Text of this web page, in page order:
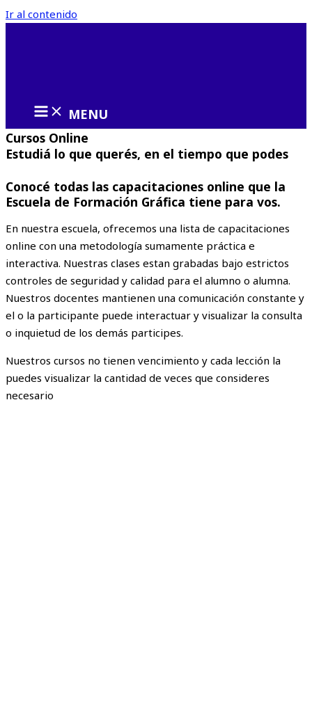
Ir al contenido
MENU
Cursos Online
Estudiá lo que querés, en el tiempo que podes
Conocé todas las capacitaciones online que la
Escuela de Formación Gráfica tiene para vos.
En nuestra escuela, ofrecemos una lista de capacitaciones
online con una metodología sumamente práctica e
interactiva. Nuestras clases estan grabadas bajo estrictos
controles de seguridad y calidad para el alumno o alumna.
Nuestros docentes mantienen una comunicación constante y
el o la participante puede interactuar y visualizar la consulta
o inquietud de los demás participes.
Nuestros cursos no tienen vencimiento y cada lección la
puedes visualizar la cantidad de veces que consideres
necesario